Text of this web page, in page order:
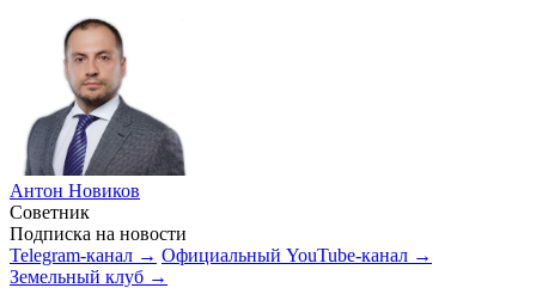
Антон Новиков
Советник
Подписка на новости
Telegram-канал → Официальный YouTube-канал →
Земельный клуб →